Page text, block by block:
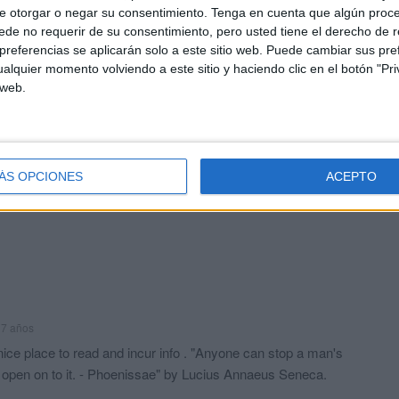
otorgar o negar su consentimiento. Tenga en cuenta que algún
no requerir de su consentimiento, pero usted tiene el derecho de
se aplicarán solo a este sitio web. Puede cambiar sus
momento volviendo a este sitio y haciendo clic en el botón
OPCIONES ACEPTO
Se multiplican en Marruecos
las convocatorias para una
entrada masiva a España
HACE 2 HORAS
blindaje de la frontera con
HACE 3 HORAS
años
place to read and incur info . "Anyone can stop a man's
on to it. - Phoenissae" by Lucius Annaeus Seneca.